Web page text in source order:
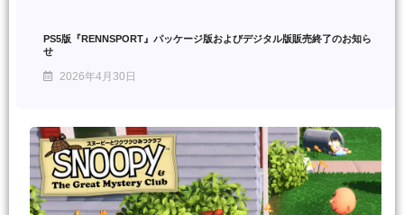
PS5版『RENNSPORT』パッケージ版およびデジタル版販売終了のお知ら
せ
2026年4月30日